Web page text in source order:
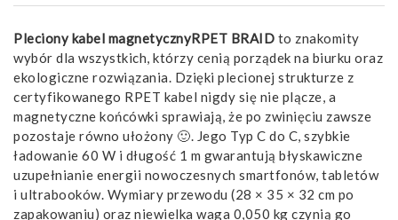
Pleciony kabel magnetycznyRPET BRAID to znakomity
wybór dla wszystkich, którzy cenią porządek na biurku oraz
ekologiczne rozwiązania. Dzięki plecionej strukturze z
certyfikowanego RPET kabel nigdy się nie plącze, a
magnetyczne końcówki sprawiają, że po zwinięciu zawsze
pozostaje równo ułożony 🙂. Jego Typ C do C, szybkie
ładowanie 60 W i długość 1 m gwarantują błyskawiczne
uzupełnianie energii nowoczesnych smartfonów, tabletów
i ultrabooków. Wymiary przewodu (28 × 35 × 32 cm po
zapakowaniu) oraz niewielka waga 0,050 kg czynią go